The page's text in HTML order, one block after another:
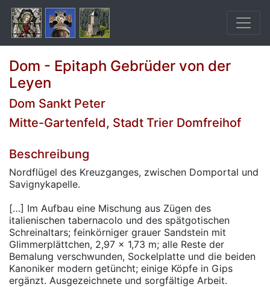
Dom - Epitaph Gebrüder von der
Leyen
Dom Sankt Peter
Mitte-Gartenfeld, Stadt Trier Domfreihof
Beschreibung
Nordflügel des Kreuzganges, zwischen Domportal und
Savignykapelle.
[…] Im Aufbau eine Mischung aus Zügen des
italienischen tabernacolo und des spätgotischen
Schreinaltars; feinkörniger grauer Sandstein mit
Glimmerplättchen, 2,97 x 1,73 m; alle Reste der
Bemalung verschwunden, Sockelplatte und die beiden
Kanoniker modern getüncht; einige Köpfe in Gips
ergänzt. Ausgezeichnete und sorgfältige Arbeit.